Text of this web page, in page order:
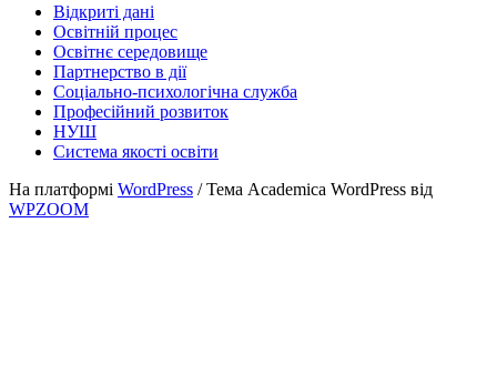
Відкриті дані
Освітній процес
Освітнє середовище
Партнерство в дії
Соціально-психологічна служба
Професійний розвиток
НУШ
Система якості освіти
На платформі WordPress / Тема Academica WordPress від
WPZOOM